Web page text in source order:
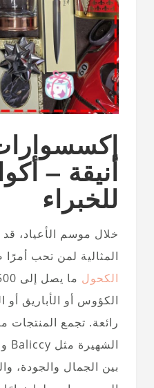
أنيقة –
للخبراء
خلال موسم الأعياد،
المثالية لمن تحب أمرًا
الكحول
الكؤوس أو الأباريق أو
رائعة. تجمع المنتجات
بين الجمال والجودة،